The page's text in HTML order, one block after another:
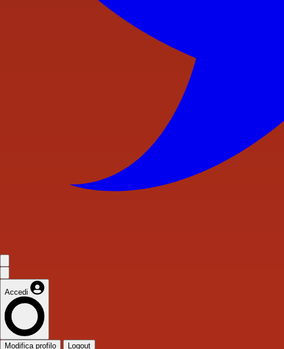
Accedi
Modifica profilo Logout